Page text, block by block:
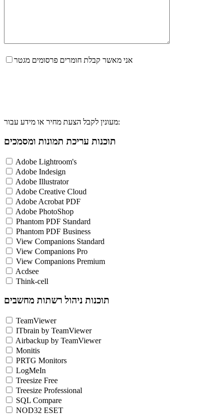
אני מאשר קבלת חומרים פרסומים מגטר
מעונין לקבל הצעת מחיר או מידע עבור:
תוכנות עריכת תמונות ומסמכים
Adobe Lightroom's
Adobe Indesign
Adobe Illustrator
Adobe Creative Cloud
Adobe Acrobat PDF
Adobe PhotoShop
Phantom PDF Standard
Phantom PDF Business
View Companions Standard
View Companions Pro
View Companions Premium
Acdsee
Think-cell
תוכנות ניהול רשתות מחשבים
TeamViewer
ITbrain by TeamViewer
Airbackup by TeamViewer
Monitis
PRTG Monitors
LogMeIn
Treesize Free
Treesize Professional
SQL Compare
NOD32 ESET